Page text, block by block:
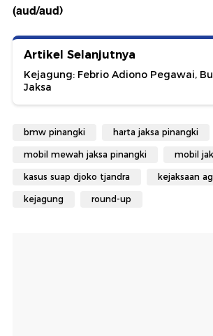
(aud/aud)
Artikel Selanjutnya
Kejagung: Febrio Adiono Pegawai,
Jaksa
bmw pinangki harta jaksa pinangki
mobil mewah jaksa pinangki mobil
kasus suap djoko tjandra kejaksaan
kejagung round-up